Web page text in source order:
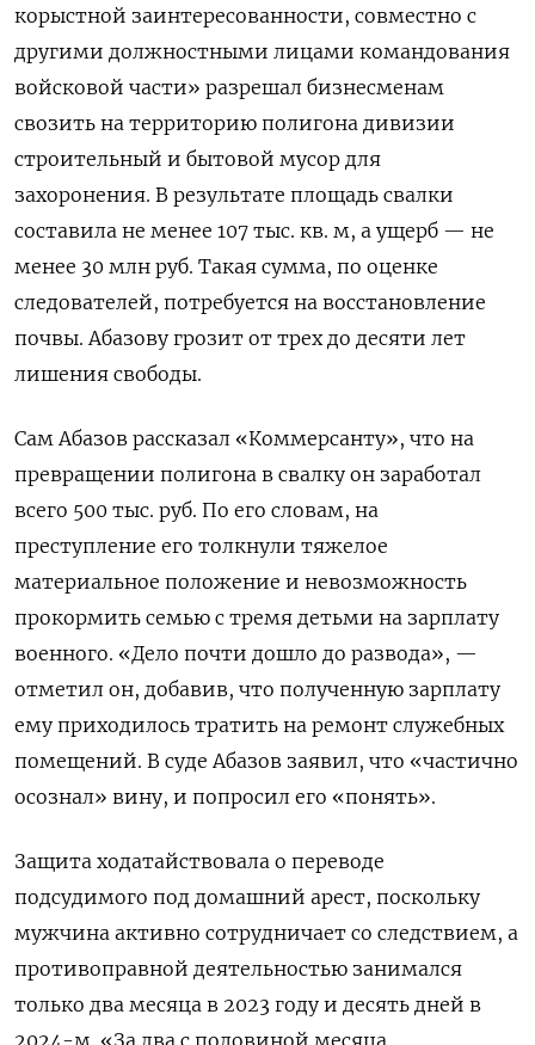
корыстной заинтересованности, совместно с
другими должностными лицами командования
войсковой части» разрешал бизнесменам
свозить на территорию полигона дивизии
строительный и бытовой мусор для
захоронения. В результате площадь свалки
составила не менее 107 тыс. кв. м, а ущерб — не
менее 30 млн руб. Такая сумма, по оценке
следователей, потребуется на восстановление
почвы. Абазову грозит от трех до десяти лет
лишения свободы.
Сам Абазов рассказал «Коммерсанту», что на
превращении полигона в свалку он заработал
всего 500 тыс. руб. По его словам, на
преступление его толкнули тяжелое
материальное положение и невозможность
прокормить семью с тремя детьми на зарплату
военного. «Дело почти дошло до развода», —
отметил он, добавив, что полученную зарплату
ему приходилось тратить на ремонт служебных
помещений. В суде Абазов заявил, что «частично
осознал» вину, и попросил его «понять».
Защита ходатайствовала о переводе
подсудимого под домашний арест, поскольку
мужчина активно сотрудничает со следствием, а
противоправной деятельностью занимался
только два месяца в 2023 году и десять дней в